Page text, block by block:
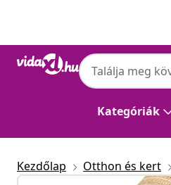
Kategóriák
Kezdőlap Otthon és kert